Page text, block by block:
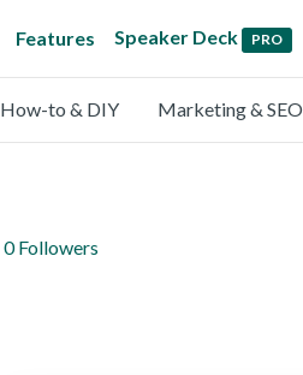
Features Speaker Deck PRO
How-to & DIY Marketing & SEO
0 Followers